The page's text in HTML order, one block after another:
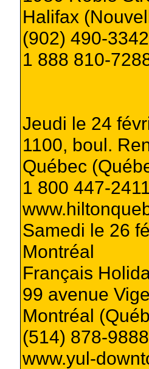
Halifax
(902) 490-3342
1 888 810-
Jeudi le 24
1100, boul.
Québec
1 800 447-
Samedi le 26
Montréal
Français
99 avenue
Montréal
(514) 878-9888
www.yul-